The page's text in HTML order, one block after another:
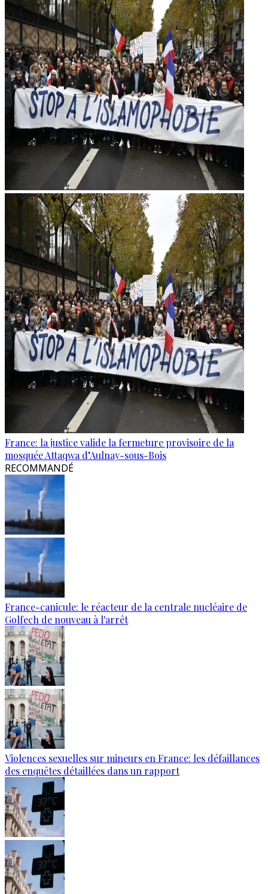
France: la justice valide la fermeture provisoire de la
mosquée Attaqwa d’Aulnay-sous-Bois
RECOMMANDÉ
France-canicule: le réacteur de la centrale nucléaire de
Golfech de nouveau à l'arrêt
Violences sexuelles sur mineurs en France: les défaillances
des enquêtes détaillées dans un rapport